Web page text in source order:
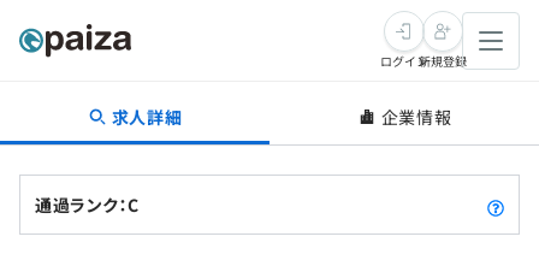
転職・キャリア
新卒就活
ログイン新規登録
求人詳細 企業情報
通過ランク：C